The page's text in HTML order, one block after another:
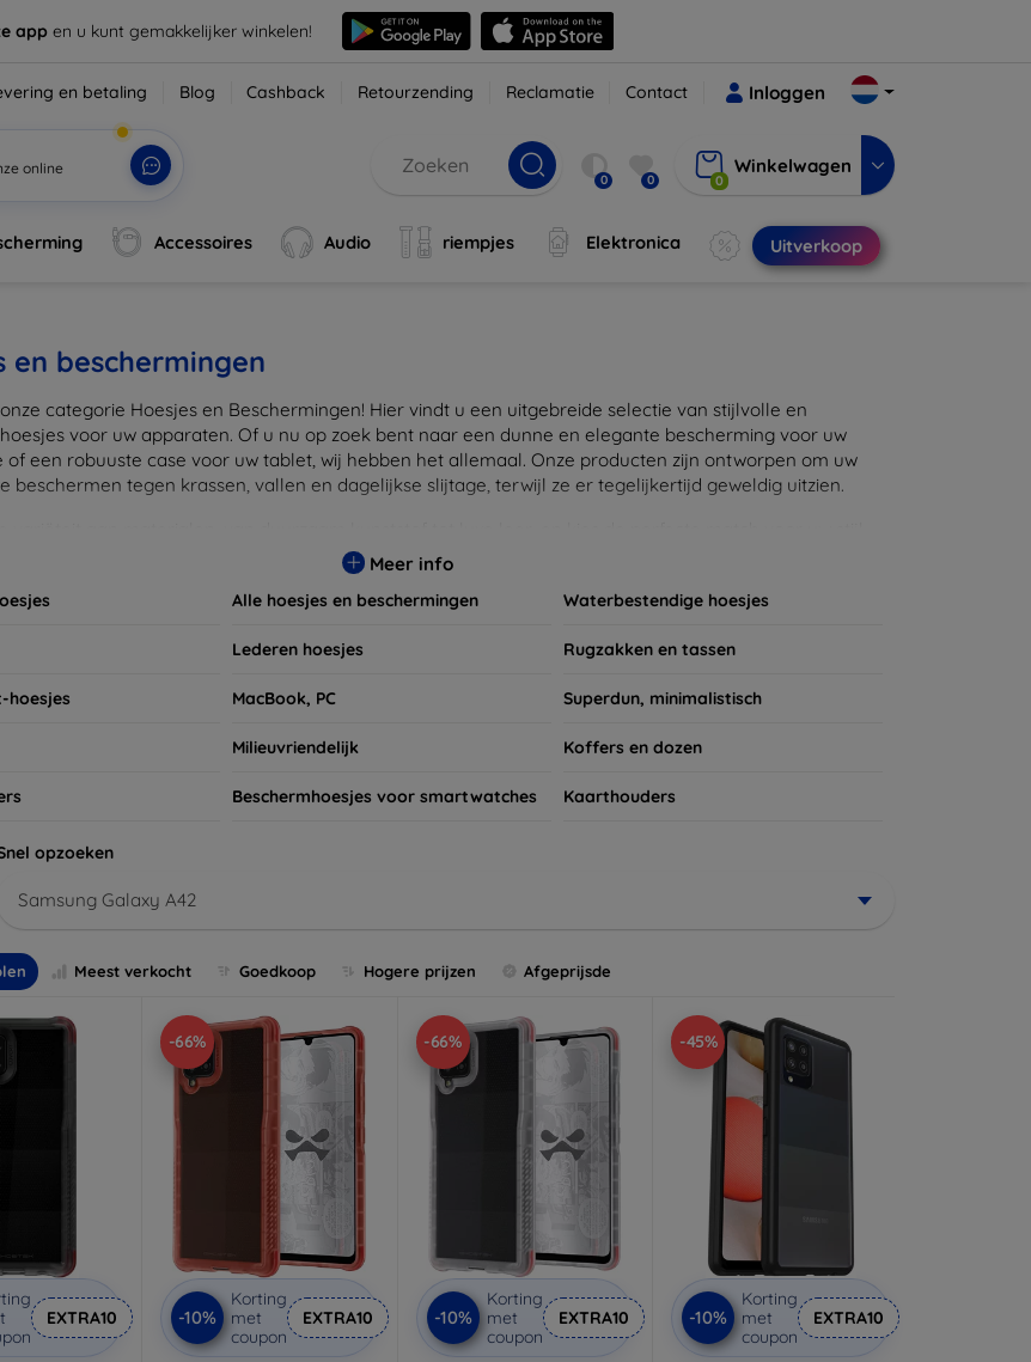
app en u kunt gemakkelijker winkelen!
en betaling Blog Cashback Retourzending Reclamatie Contact Inloggen
0 0 0
Winkelwagen
Accessoires Audio riempjes Elektronica Uitverkoop
en beschermingen
categorie Hoesjes en Beschermingen! Hier vindt u een uitgebreide selectie van stijlvolle en
voor uw apparaten. Of u nu op zoek bent naar een dunne en elegante bescherming voor uw
of een robuuste case voor uw tablet, wij hebben het allemaal. Onze producten zijn ontworpen om uw
beschermen tegen krassen, vallen en dagelijkse slijtage, terwijl ze er tegelijkertijd geweldig uitzien.
om ook naar onze schermbeschermers en andere accessoires te kijken voor een complete bescherming
Shop nu en geef uw apparaat de bescherming die het verdient!
Meer info
Alle hoesjes en beschermingen Waterbestendige hoesjes
Lederen hoesjes Rugzakken en tassen
hoesjes MacBook, PC Superdun, minimalistisch
Milieuvriendelijk Koffers en dozen
Beschermhoesjes voor smartwatches Kaarthouders
opzoeken
Samsung Galaxy A42
Meest verkocht Goedkoop Hogere prijzen Afgeprijsde
EXTRA10
-66%
-10%
Korting
met
coupon
EXTRA10
-66%
-10%
Korting
met
coupon
EXTRA10
-45%
-10%
Korting
met
coupon
EXTRA10